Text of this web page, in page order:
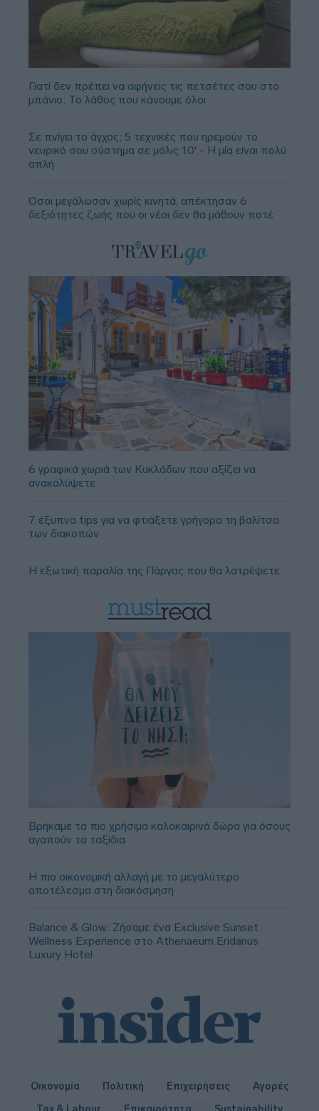
Γιατί δεν πρέπει να αφήνεις τις πετσέτες σου στο
μπάνιο; Το λάθος που κάνουμε όλοι
Σε πνίγει το άγχος; 5 τεχνικές που ηρεμούν το
νευρικό σου σύστημα σε μόλις 10' - Η μία είναι πολύ
απλή
Όσοι μεγάλωσαν χωρίς κινητά, απέκτησαν 6
δεξιότητες ζωής που οι νέοι δεν θα μάθουν ποτέ
6 γραφικά χωριά των Κυκλάδων που αξίζει να
ανακαλύψετε
7 έξυπνα tips για να φτιάξετε γρήγορα τη βαλίτσα
των διακοπών
Η εξωτική παραλία της Πάργας που θα λατρέψετε
Βρήκαμε τα πιο χρήσιμα καλοκαιρινά δώρα για όσους
αγαπούν τα ταξίδια
Η πιο οικονομική αλλαγή με το μεγαλύτερο
αποτέλεσμα στη διακόσμηση
Balance & Glow: Ζήσαμε ένα Exclusive Sunset
Wellness Experience στο Athenaeum Eridanus
Luxury Hotel
Οικονομία Πολιτική Επιχειρήσεις
Αγορές